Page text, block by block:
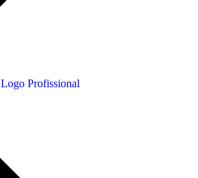
Logo Profissional